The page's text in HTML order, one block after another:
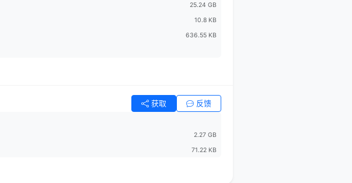
25.24 GB
10.8 KB
636.55 KB
获取 反馈
2.27 GB
71.22 KB